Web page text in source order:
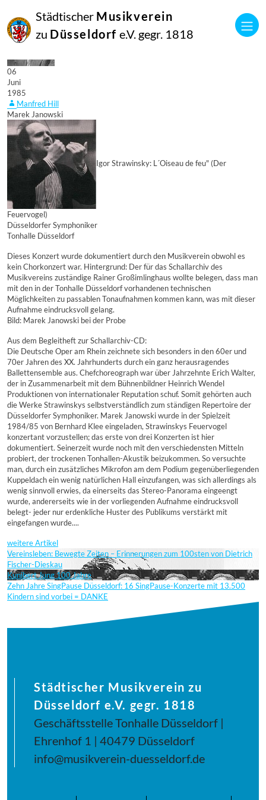
Städtischer Musikverein
zu Düsseldorf e.V. gegr. 1818
06
Juni
1985
Manfred Hill
Marek Janowski
Igor Strawinsky: L´Oiseau de feu" (Der
Feuervogel)
Düsseldorfer Symphoniker
Tonhalle Düsseldorf
Dieses Konzert wurde dokumentiert durch den Musikverein obwohl es
kein Chorkonzert war. Hintergrund: Der für das Schallarchiv des
Musikvereins zuständige Rainer Großimlinghaus wollte belegen, dass man
mit den in der Tonhalle Düsseldorf vorhandenen technischen
Möglichkeiten zu passablen Tonaufnahmen kommen kann, was mit dieser
Aufnahme eindrucksvoll gelang.
Bild: Marek Janowski bei der Probe
Aus dem Begleitheft zur Schallarchiv-CD:
Die Deutsche Oper am Rhein zeichnete sich besonders in den 60er und
70er Jahren des XX. Jahrhunderts durch ein ganz herausragendes
Ballettensemble aus. Chefchoreograph war über Jahrzehnte Erich Walter,
der in Zusammenarbeit mit dem Bühnenbildner Heinrich Wendel
Produktionen von internationaler Reputation schuf. Somit gehörten auch
die Werke Strawinskys selbstverständlich zum ständigen Repertoire der
Düsseldorfer Symphoniker. Marek Janowski wurde in der Spielzeit
1984/85 von Bernhard Klee eingeladen, Strawinskys Feuervogel
konzertant vorzustellen; das erste von drei Konzerten ist hier
dokumentiert. Seinerzeit wurde noch mit den verschiedensten Mitteln
probiert, der trockenen Tonhallen-Akustik beizukommen. So versuchte
man, durch ein zusätzliches Mikrofon am dem Podium gegenüberliegenden
Kuppeldach ein wenig natürlichen Hall einzufangen, was sich allerdings als
wenig sinnvoll erwies, da einerseits das Stereo-Panorama eingeengt
wurde, andererseits wie in der vorliegenden Aufnahme eindrucksvoll
belegt- jeder nur erdenkliche Huster des Publikums verstärkt mit
eingefangen wurde....
weitere Artikel
Vereinsleben: Bewegte Zeiten – Erinnerungen zum 100sten von Dietrich
Fischer-Dieskau
Kunibert Jung 100 Jahre
Zehn Jahre SingPause Düsseldorf: 16 SingPause-Konzerte mit 13.500
Kindern sind vorbei = DANKE
Städtischer Musikverein zu
Düsseldorf e.V. gegr. 1818
Geschäftsstelle Tonhalle Düsseldorf |
Ehrenhof 1 | 40479 Düsseldorf
info@musikverein-duesseldorf.de